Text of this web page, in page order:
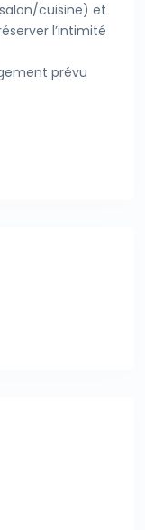
cuisine) et
l’intimité
prévu